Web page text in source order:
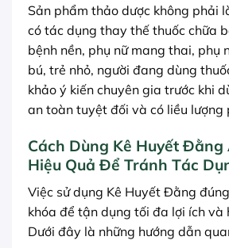
Sản phẩm thảo dược không phải
có tác dụng thay thế thuốc chữa
bệnh nền, phụ nữ mang thai, phụ
bú, trẻ nhỏ, người đang dùng
khảo ý kiến chuyên gia trước khi
an toàn tuyệt đối và có liều lượng
Cách Dùng Kê Huyết Đằng
Hiệu Quả Để Tránh Tác
Việc sử dụng Kê Huyết Đằng
khóa để tận dụng tối đa lợi ích và
Dưới đây là những hướng dẫn